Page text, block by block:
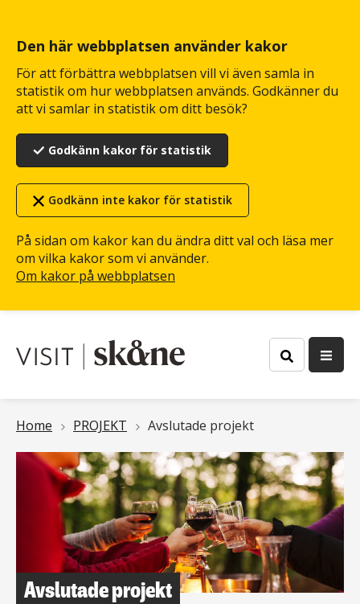
Den här webbplatsen använder kakor
För att förbättra webbplatsen vill vi även samla in
statistik om hur webbplatsen används. Godkänner du
att vi samlar in statistik om ditt besök?
Godkänn kakor för statistik
Godkänn inte kakor för statistik
På sidan om kakor kan du ändra ditt val och läsa mer
om vilka kakor som vi använder.
Om kakor på webbplatsen
huvudinnehåll
Länkstig
Home PROJEKT Avslutade projekt
Avslutade projekt